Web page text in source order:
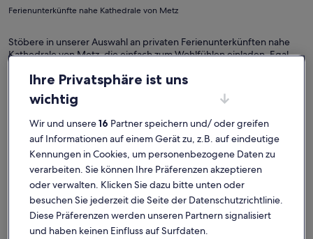
Ferienunterkünfte nahe Kathedrale von Metz
Stöbere in unserer Auswahl an privaten Ferienunterkünften nahe
Kathedrale von Metz, die einfach zum Wohlfühlen einladen. Egal,
unterwegs bist, Ferienunterkünfte erwarten dich und deine Lieben
mit Annehmlichkeiten, die keine Wünsche offenlassen. Dazu
gehören zum Beispiel Parkmöglichkeiten und ein Kamin. Was du dir
also auch vorstellst, in nur wenigen Klicks kannst du die Unterkunft
buchen, die allen zusagt und jedermanns Erwartungen gerecht
wird – das Angebot bei uns ist vielfältig und umfasst barrierearme
oder Nichtraucheroptionen.
Finde Unterkünfte ganz nach deinem
Geschmack
Ihre Privatsphäre ist uns
wichtig
Wir und unsere16 Partner speichern und/ oder greifen
auf Informationen auf einem Gerät zu, z.B. auf eindeutige
Kennungen in Cookies, um personenbezogene Daten zu
verarbeiten. Sie können Ihre Präferenzen akzeptieren
oder verwalten. Klicken Sie dazu bitte unten oder
besuchen Sie jederzeit die Seite der Datenschutzrichtlinie.
Diese Präferenzen werden unseren Partnern signalisiert
und haben keinen Einfluss auf Surfdaten.